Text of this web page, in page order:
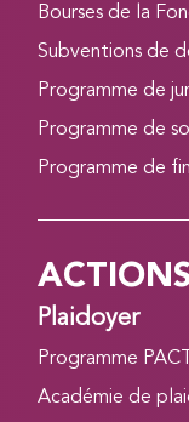
Bourses de la
Subventions de
Programme de
Programme de
Programme de
Plaidoyer
Programme PACT
Académie de